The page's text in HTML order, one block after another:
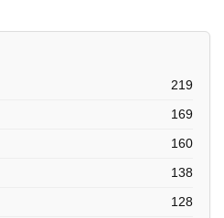
219
169
160
138
128